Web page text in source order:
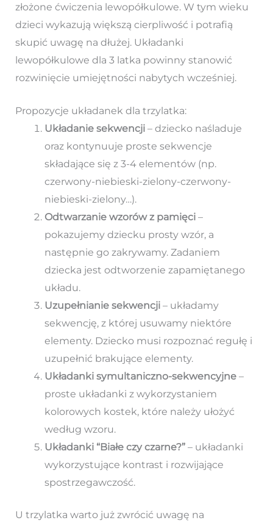
złożone ćwiczenia lewopółkulowe. W tym wieku
dzieci wykazują większą cierpliwość i potrafią
skupić uwagę na dłużej. Układanki
lewopółkulowe dla 3 latka powinny stanowić
rozwinięcie umiejętności nabytych wcześniej.
Propozycje układanek dla trzylatka:
Układanie sekwencji– dziecko naśladuje
oraz kontynuuje proste sekwencje
składające się z 3-4 elementów (np.
czerwony-niebieski-zielony-czerwony-
niebieski-zielony…).
Odtwarzanie wzorów z pamięci–
pokazujemy dziecku prosty wzór, a
następnie go zakrywamy. Zadaniem
dziecka jest odtworzenie zapamiętanego
układu.
Uzupełnianie sekwencji– układamy
sekwencję, z której usuwamy niektóre
elementy. Dziecko musi rozpoznać regułę i
uzupełnić brakujące elementy.
Układanki symultaniczno-sekwencyjne–
proste układanki z wykorzystaniem
kolorowych kostek, które należy ułożyć
według wzoru.
Układanki “Białe czy czarne?”– układanki
wykorzystujące kontrast i rozwijające
spostrzegawczość.
U trzylatka warto już zwrócić uwagę na